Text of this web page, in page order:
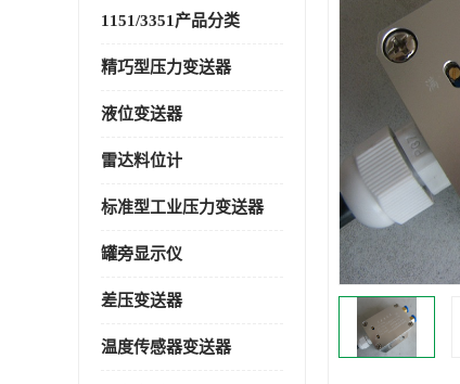
1151/3351产品分类
精巧型压力变送器
液位变送器
雷达料位计
标准型工业压力变送器
罐旁显示仪
差压变送器
温度传感器变送器